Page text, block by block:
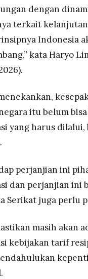
dengan
terkait
Indonesia
kata Haryo
itu belum
yang harus dilalui,
perjanjian ini
dan perjanjian ini
Serikat juga perlu
masih akan
kebijakan tarif